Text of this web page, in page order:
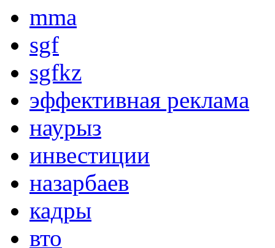
mma
sgf
sgfkz
эффективная реклама
наурыз
инвестиции
назарбаев
кадры
вто